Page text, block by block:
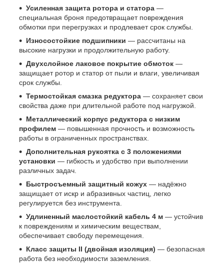
Усиленная защита ротора и статора —
специальная броня предотвращает повреждения
обмотки при перегрузках и продлевает срок службы.
Износостойкие подшипники — рассчитаны на
высокие нагрузки и продолжительную работу.
Двухслойное лаковое покрытие обмоток —
защищает ротор и статор от пыли и влаги, увеличивая
срок службы.
Термостойкая смазка редуктора — сохраняет свои
свойства даже при длительной работе под нагрузкой.
Металлический корпус редуктора с низким
профилем — повышенная прочность и возможность
работы в ограниченных пространствах.
Дополнительная рукоятка с 3 положениями
установки — гибкость и удобство при выполнении
различных задач.
Быстросъемный защитный кожух — надёжно
защищает от искр и абразивных частиц, легко
регулируется без инструмента.
Удлиненный маслостойкий кабель 4 м — устойчив
к повреждениям и химическим веществам,
обеспечивает свободу перемещения.
Класс защиты II (двойная изоляция) — безопасная
работа без необходимости заземления.